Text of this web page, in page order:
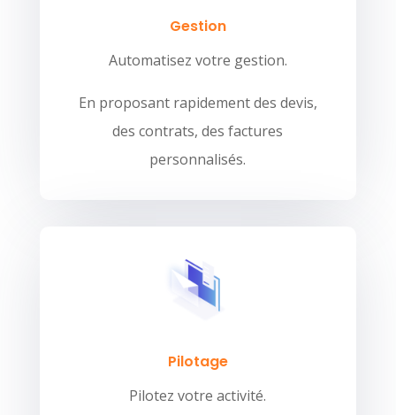
Gestion
Automatisez votre gestion.
En proposant rapidement des devis,
des contrats, des factures
personnalisés.
Pilotage
Pilotez votre activité.